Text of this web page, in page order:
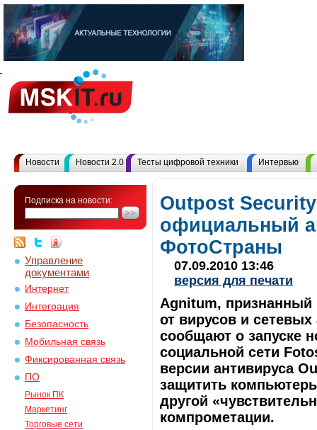
Новости Новости 2.0 Тесты цифровой техники Интервью
Подписка на новости:
Управление
документами
Интернет
Интеграция
Безопасность
Мобильная связь
Фиксированная связь
ПО
Рынок ПК
Маркетинг
Торговые сети
Outpost
официальный
ФотоСтраны
07.09.2010 13:46
версия для печати
Agnitum, признанный
от вирусов и сетевых
сообщают о запуске
социальной сети
версии антивируса
защитить
другой
компрометации.